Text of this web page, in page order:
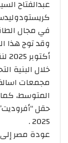
عبدالفتاح
في مجال
وقد توج هذا
خلال البنية
مجمعات
المتوسط،
حقل “أفروديت”
2025 .
عودة مصر